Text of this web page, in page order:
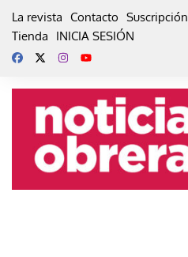
La revista Contacto Suscripción
Tienda
INICIA SESIÓN